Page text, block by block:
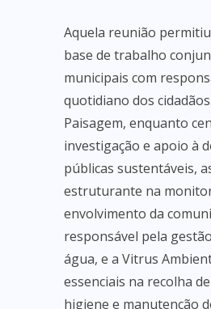
Aquela reunião
base de trabalho
municipais com
quotidiano dos
Paisagem, enquanto
investigação e apoio à
públicas sustentáveis,
estruturante na
envolvimento da
responsável pela
água, e a Vitrus
essenciais na recolha
higiene e manutenção